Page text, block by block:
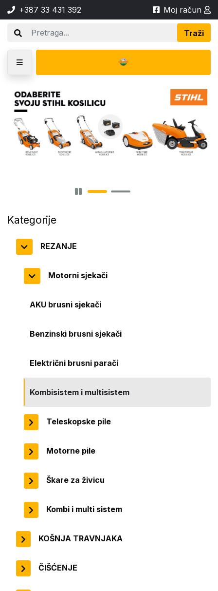
+387 33 431 392 Moj račun
Traži
Kategorije
REZANJE
Motorni sjekači
AKU brusni sjekači
Benzinski brusni sjekači
Električni brusni parači
Kombisistem i multisistem
Teleskopske pile
Motorne pile
Škare za živicu
Kombi i multi sistem
KOŠNJA TRAVNJAKA
ČIŠĆENJE